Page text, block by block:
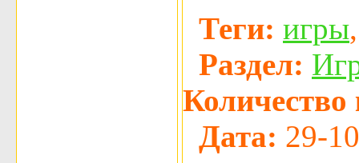
Теги: игры
Раздел:
Количество
Дата: 29-